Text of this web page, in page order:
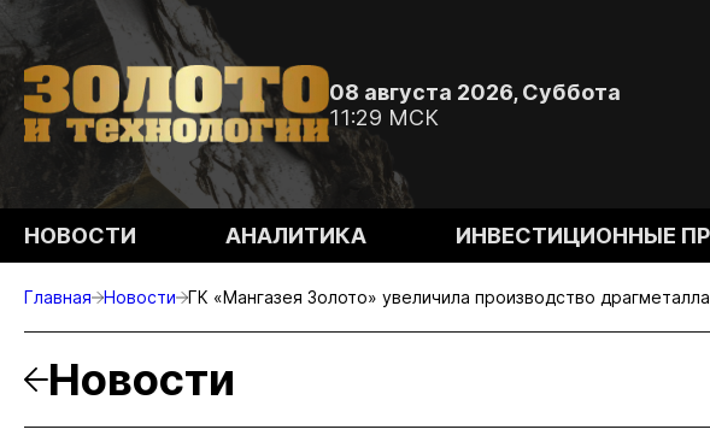
08 августа 2026, Суббота
11:29 МСК
НОВОСТИ АНАЛИТИКА ИНВЕСТИЦИОННЫЕ
Главная Новости ГК «Мангазея Золото» увеличила производство
Новости